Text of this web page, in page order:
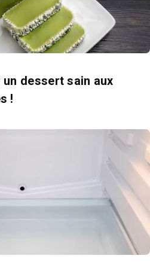
dessert sain aux
!